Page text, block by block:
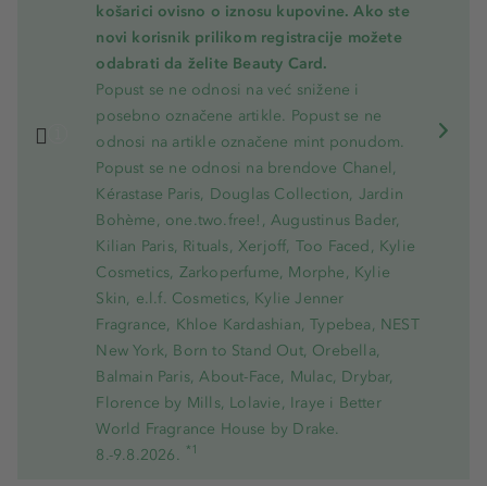
košarici ovisno o iznosu kupovine. Ako ste
novi korisnik prilikom registracije možete
odabrati da želite Beauty Card.
Popust se ne odnosi na već snižene i
posebno označene artikle. Popust se ne
odnosi na artikle označene mint ponudom.
Popust se ne odnosi na brendove Chanel,
Kérastase Paris, Douglas Collection, Jardin
Bohème, one.two.free!, Augustinus Bader,
Kilian Paris, Rituals, Xerjoff, Too Faced, Kylie
Cosmetics, Zarkoperfume, Morphe, Kylie
Skin, e.l.f. Cosmetics, Kylie Jenner
Fragrance, Khloe Kardashian, Typebea, NEST
New York, Born to Stand Out, Orebella,
Balmain Paris, About-Face, Mulac, Drybar,
Florence by Mills, Lolavie, Iraye i Better
World Fragrance House by Drake.
8.-9.8.2026. *1